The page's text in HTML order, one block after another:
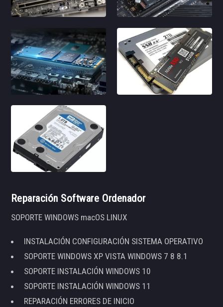
Reparación Software Ordenador
SOPORTE WINDOWS macOS LINUX
INSTALACIÓN CONFIGURACIÓN SISTEMA OPERATIVO
SOPORTE WINDOWS XP VISTA WINDOWS 7 8 8.1
SOPORTE INSTALACIÓN WINDOWS 10
SOPORTE INSTALACIÓN WINDOWS 11
REPARACIÓN ERRORES DE INICIO